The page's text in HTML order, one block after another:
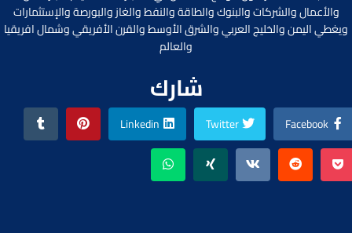
والأعمال والشركات والبنوك والطاقة والنفط والغاز والبورصة والإستثمارات
ويغطي اليمن والخليج العربي والشرق الأوسط والقرن الأفريقي وشمال افريقيا
والعالم
شارك
Facebook
Twitter
Linkedin